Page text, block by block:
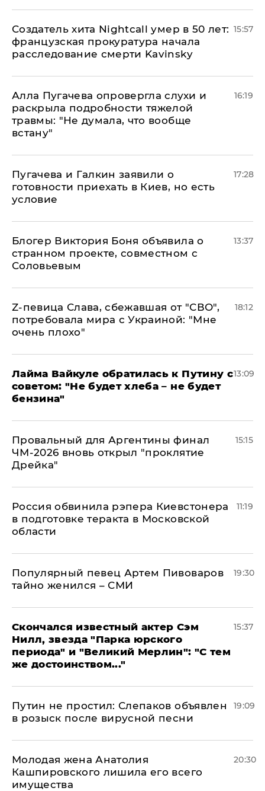
Создатель хита Nightcall умер в 50 лет:
французская прокуратура начала
расследование смерти Kavinsky
15:57
Алла Пугачева опровергла слухи и
раскрыла подробности тяжелой
травмы: "Не думала, что вообще
встану"
16:19
Пугачева и Галкин заявили о
готовности приехать в Киев, но есть
условие
17:28
Блогер Виктория Боня объявила о
странном проекте, совместном с
Соловьевым
13:37
Z-певица Слава, сбежавшая от "СВО",
потребовала мира с Украиной: "Мне
очень плохо"
18:12
Лайма Вайкуле обратилась к Путину с
советом: "Не будет хлеба – не будет
бензина"
13:09
Провальный для Аргентины финал
ЧМ-2026 вновь открыл "проклятие
Дрейка"
15:15
Россия обвинила рэпера Киевстонера
в подготовке теракта в Московской
области
11:19
Популярный певец Артем Пивоваров
тайно женился – СМИ
19:30
Скончался известный актер Сэм
Нилл, звезда "Парка юрского
периода" и "Великий Мерлин": "С тем
же достоинством..."
15:37
Путин не простил: Слепаков объявлен
в розыск после вирусной песни
19:09
Молодая жена Анатолия
Кашпировского лишила его всего
имущества
20:30